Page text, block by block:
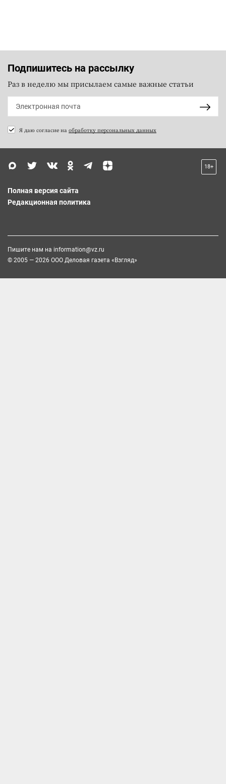
Подпишитесь на рассылку
Раз в неделю мы присылаем самые важные статьи
Я даю согласие на обработку персональных данных
18+
Полная версия сайта
Редакционная политика
Пишите нам на information@vz.ru
© 2005 — 2026 ООО Деловая газета «Взгляд»